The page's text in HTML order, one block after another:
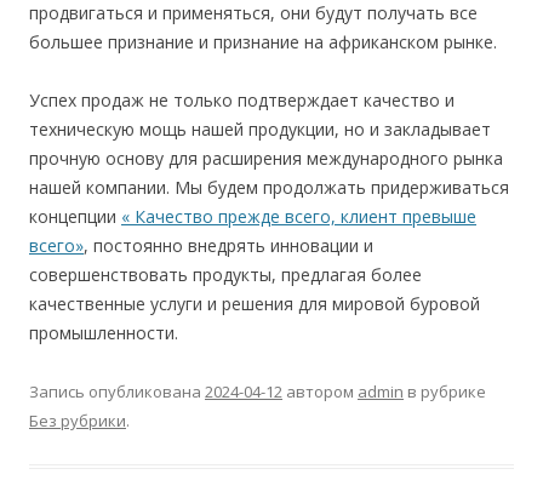
продвигаться и применяться, они будут получать все
большее признание и признание на африканском рынке.
Успех продаж не только подтверждает качество и
техническую мощь нашей продукции, но и закладывает
прочную основу для расширения международного рынка
нашей компании. Мы будем продолжать придерживаться
концепции « Качество прежде всего, клиент превыше
всего», постоянно внедрять инновации и
совершенствовать продукты, предлагая более
качественные услуги и решения для мировой буровой
промышленности.
Запись опубликована 2024-04-12 автором admin в рубрике
Без рубрики.